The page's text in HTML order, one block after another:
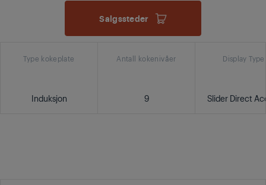
Salgssteder
Type kokeplate
Induksjon
Antall kokenivåer
9
Display Type
Slider Direct